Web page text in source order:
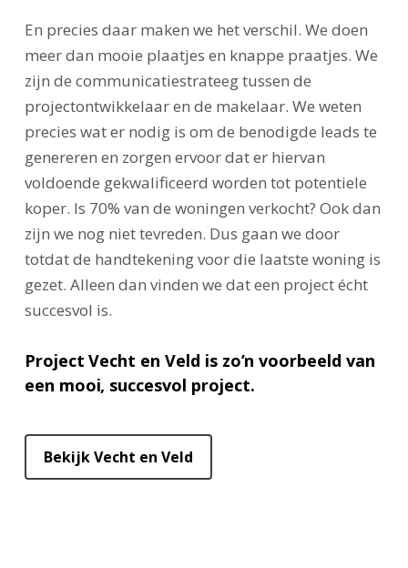
En precies daar maken we het verschil. We doen
meer dan mooie plaatjes en knappe praatjes. We
zijn de communicatiestrateeg tussen de
projectontwikkelaar en de makelaar. We weten
precies wat er nodig is om de benodigde leads te
genereren en zorgen ervoor dat er hiervan
voldoende gekwalificeerd worden tot potentiele
koper. Is 70% van de woningen verkocht? Ook dan
zijn we nog niet tevreden. Dus gaan we door
totdat de handtekening voor die laatste woning is
gezet. Alleen dan vinden we dat een project écht
succesvol is.
Project Vecht en Veld is zo’n voorbeeld van
een mooi, succesvol project.
Bekijk Vecht en Veld